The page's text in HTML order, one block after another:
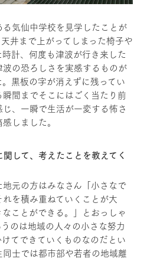
気仙中学校を見学したことが
井まで上がってしまった椅子や
計、何度も津波が行き来した
の恐ろしさを実感するものが
黒板の字が消えずに残ってい
間までそこにはごく当たり前
、一瞬で生活が一変する怖さ
しました。
して、考えたことを教えてく
元の方はみなさん「小さなで
を積み重ねていくことが大
ことができる。」とおっしゃ
のは地域の人々の小さな努力
てできていくものなのだとい
士では都市部や若者の地域離